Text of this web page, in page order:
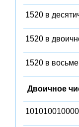
1520 в
1520 в
1520 в
Двоичное